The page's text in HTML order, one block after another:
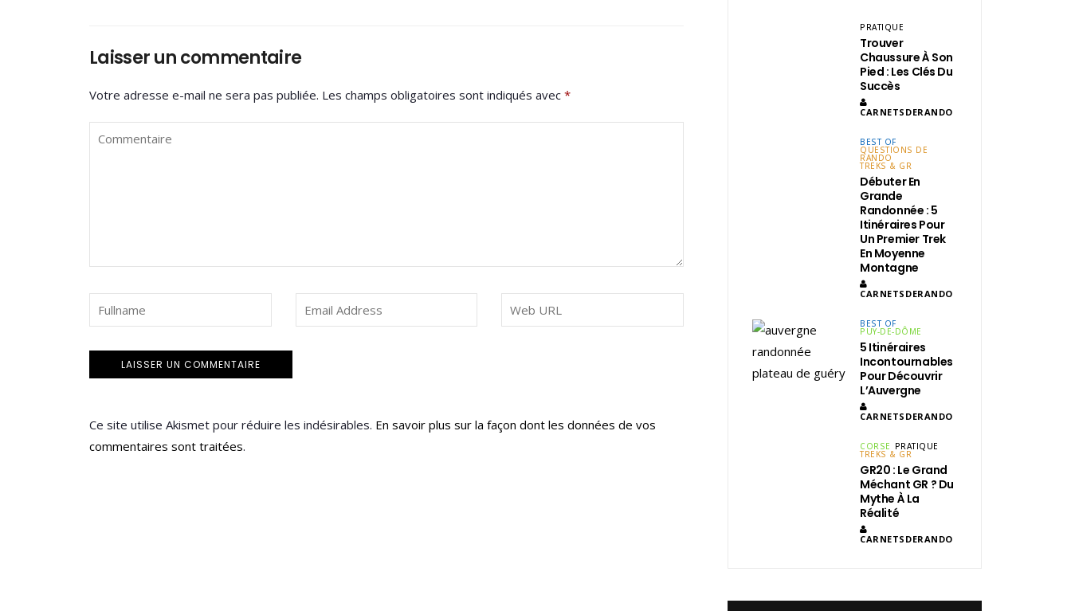
Laisser un commentaire
Votre adresse e-mail ne sera pas publiée. Les champs obligatoires sont indiqués avec *
Ce site utilise Akismet pour réduire les indésirables. En savoir plus sur la façon dont les données de vos
commentaires sont traitées.
PRATIQUE
Trouver
Chaussure À Son
Pied : Les Clés Du
Succès
CARNETSDERANDO
BEST OF
QUESTIONS DE
RANDO
TREKS & GR
Débuter En
Grande
Randonnée : 5
Itinéraires Pour
Un Premier Trek
En Moyenne
Montagne
CARNETSDERANDO
BEST OF
PUY-DE-DÔME
5 Itinéraires
Incontournables
Pour Découvrir
L’Auvergne
CARNETSDERANDO
CORSE PRATIQUE
TREKS & GR
GR20 : Le Grand
Méchant GR ? Du
Mythe À La
Réalité
CARNETSDERANDO